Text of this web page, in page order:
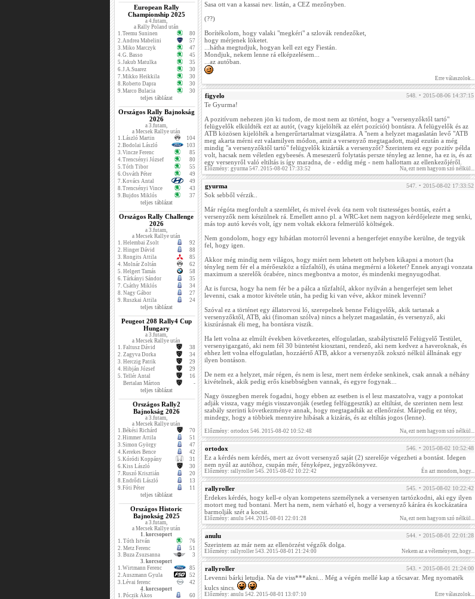
European Rally
Championship 2025
a 4.futam,
a Rally Poland után
1.Teemu Suninen
80
2.Andrea Mabelini
57
3.Miko Marczyk
47
4.G. Basso
45
5.Jakub Matulka
35
6.J.A.Suarez
30
7.Mikko Heikkila
30
8.Roberto Dapra
30
9.Marco Bulacia 30
teljes táblázat
Országos Rally Bajnokság
2026
a 3.futam,
a Mecsek Rallye után
1.László Martin
104
2.Bodolai László
103
3.Vincze Ferenc
85
4.Trencsényi József
80
5.Tóth Tibor
55
6.Osváth Péter
49
7.Kovács Antal
49
8.Trencsényi Vince
43
9.Bujdos Miklós 37
teljes táblázat
Országos Rally Challenge
2026
a 3.futam,
a Mecsek Rallye után
1. Helembai Zsolt
92
2. Hinger Dávid
88
3. Rongits Attila
85
4. Molnár Zoltán
62
5. Helgert Tamás
58
6. Tárkányi Sándor
35
7. Csáthy Miklós
34
8. Nagy Gábor
27
9. Ruszkai Attila 24
teljes táblázat
Peugeot 208 Rally4 Cup
Hungary
a 3.futam,
a Mecsek Rallye után
1. Faltusz Dávid
38
2. Zagyva Dorka
34
3. Herczig Patrik
29
4. Hibján József
29
5. Tellér Antal
16
Bertalan Márton
-
teljes táblázat
Országos Rally2
Bajnokság 2026
a 3.futam,
a Mecsek Rallye után
1.Békési Richárd
70
2.Himmer Attila
51
3.Simon György
47
4.Kerekes Bence
42
5.Kóródi Koppány
31
6.Kiss László
30
7.Ruszó Krisztián
20
8.Endrődi László
13
9.Fóti Péter 11
teljes táblázat
Országos Historic
Bajnokság 2025
a 3.futam,
a Mecsek Rallye után
1. korcsoport
1. Tóth István
76
2. Metz Ferenc
51
3. Buza Zsuzsanna
3
3. korcsoport
1.Wirtmann Ferenc
85
2.Auszmann Gyula
52
3.Lévai ferenc
42
4. korcsoport
1. Póczik Ákos
60
Sasa ott van a kassai nev. listán, a CEZ mezőnyben.
(??)
Borítékolom, hogy valaki "megkéri" a szlovák rendezőket,
hogy mérjenek löketet.
...hátha megtudjuk, hogyan kell ezt egy Fiestán.
Mondjuk, nekem lenne rá elképzelésem...
...az autóban.
Erre válaszolok...
figyelo 548. • 2015-08-06 14:37:15
Te Gyurma!
A pozitívum nehezen jön ki tudom, de most nem az történt, hogy a "versenyzőktől tartó"
felügyelők elküldték ezt az autót, (vagy kijelölték az elért pozíciót) bontásra. A felügyelők és az
ATB közösen kijelölték a hengerűrtartalmat vizsgálatra. A "nem a helyzet magaslatán levő "ATB
meg akarta mérni ezt valamilyen módon, amit a versenyző megtagadott, majd ezután a még
mindig "a versenyzőktől tartó" felügyelők kizárták a versenyzőt? Szerintem ez egy pozitív példa
volt, hacsak nem véletlen egybeesés. A meseszerű folytatás persze tényleg az lenne, ha ez is, és az
egy versenyről való eltiltás is így maradna, de - eddig még - nem hallottam az ellenkezőjéről.
Előzmény: gyurma 547. 2015-08-02 17:33:52 Na, ezt nem hagyom szó nélkül...
gyurma 547. • 2015-08-02 17:33:52
Sok sebből vérzik..
Már régóta megfordult a szemlélet, és mivel évek óta nem volt tisztességes bontás, ezért a
versenyzők nem készülnek rá. Emellett anno pl. a WRC-ket nem nagyon kérdőjelezte meg senki,
más top autó kevés volt, így nem voltak ekkora felmerülő költségek.
Nem gondolom, hogy egy hibátlan motorról levenni a hengerfejet ennyibe kerülne, de tegyük
fel, hogy igen.
Akkor még mindig nem világos, hogy miért nem lehetett ott helyben kikapni a motort (ha
tényleg nem fér el a mérőeszköz a tűzfaltól), és utána megmérni a löketet? Ennek anyagi vonzata
maximum a szerelők órabére, nincs megbontva a motor, és mindenki megnyugodhat.
Az is furcsa, hogy ha nem fér be a pálca a tűzfaltól, akkor nyilván a hengerfejet sem lehet
levenni, csak a motor kivétele után, ha pedig ki van véve, akkor minek levenni?
Szóval ez a történet egy állatorvosi ló, szerepelnek benne Felügyelők, akik tartanak a
versenyzőktől, ATB, aki (finoman szólva) nincs a helyzet magaslatán, és versenyző, aki
kiszúrásnak éli meg, ha bontásra viszik.
Ha lett volna az elmúlt években következetes, elfogulatlan, szabálytisztelő Felügyelő Testület,
versenyigazgató, aki nem fél 30 büntetést kiosztani, rendező, aki nem kedvez a haveroknak, és
ehhez lett volna elfogulatlan, hozzáértő ATB, akkor a versenyzők zokszó nélkül állnának egy
ilyen bontáson.
De nem ez a helyzet, már régen, és nem is lesz, mert nem érdeke senkinek, csak annak a néhány
kivételnek, akik pedig erős kisebbségben vannak, és egyre fogynak...
Nagy összegben merek fogadni, hogy ebben az esetben is el lesz maszatolva, vagy a pontokat
adják vissza, vagy mégis visszavonják (esetleg felfüggesztik) az eltiltást, de szerinten nem lesz
szabály szerinti következménye annak, hogy megtagadták az ellenőrzést. Márpedig ez tény,
mindegy, hogy a többiek mennyire hibásak a kizárás, és az eltiltás jogos (lenne).
Előzmény: ortodox 546. 2015-08-02 10:52:48 Na, ezt nem hagyom szó nélkül...
ortodox 546. • 2015-08-02 10:52:48
Ez a kérdés nem kérdés, mert az óvott versenyző saját (2) szerelője végezheti a bontást. Idegen
nem nyúl az autóhoz, csupán mér, fényképez, jegyzőkönyvez.
Előzmény: rallyroller 545. 2015-08-02 10:22:42 Én azt mondom, hogy...
rallyroller 545. • 2015-08-02 10:22:42
Érdekes kérdés, hogy kell-e olyan kompetens személynek a versenyen tartózkodni, aki egy ilyen
motort meg tud bontani. Mert ha nem, nem várható el, hogy a versenyző kárára és kockázatára
barmolják szét a kocsit.
Előzmény: anulu 544. 2015-08-01 22:01:28 Na, ezt nem hagyom szó nélkül...
anulu 544. • 2015-08-01 22:01:28
Szerintem az már nem az ellenörzést végzők dolga.
Előzmény: rallyroller 543. 2015-08-01 21:24:00 Nekem az a véleményem, hogy...
rallyroller 543. • 2015-08-01 21:24:00
Levenni bárki letudja. Na de viss***akni... Még a végén mellé kap a tőcsavar. Meg nyomaték
kulcs sincs.
Előzmény: anulu 542. 2015-08-01 13:07:10 Erre válaszolok...